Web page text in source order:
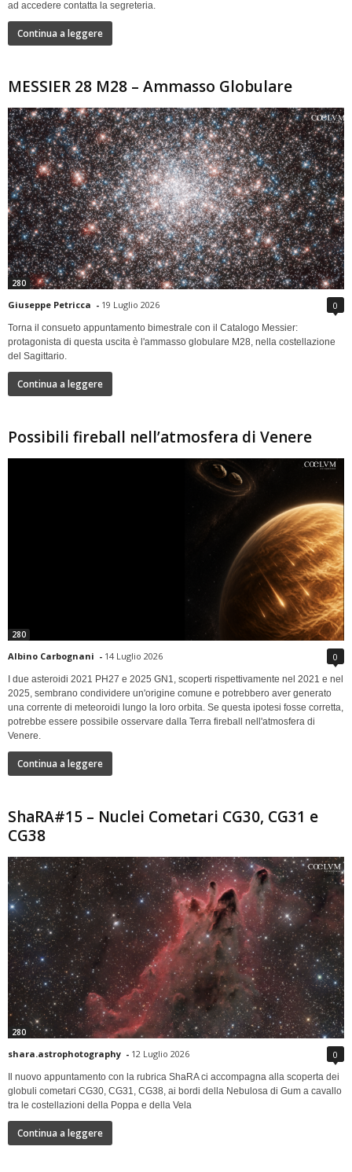
ad accedere contatta la segreteria.
Continua a leggere
MESSIER 28 M28 – Ammasso Globulare
280
Giuseppe Petricca - 19 Luglio 2026 0
Torna il consueto appuntamento bimestrale con il Catalogo Messier:
protagonista di questa uscita è l'ammasso globulare M28, nella costellazione
del Sagittario.
Continua a leggere
Possibili fireball nell’atmosfera di Venere
280
Albino Carbognani - 14 Luglio 2026 0
I due asteroidi 2021 PH27 e 2025 GN1, scoperti rispettivamente nel 2021 e nel
2025, sembrano condividere un'origine comune e potrebbero aver generato
una corrente di meteoroidi lungo la loro orbita. Se questa ipotesi fosse corretta,
potrebbe essere possibile osservare dalla Terra fireball nell'atmosfera di
Venere.
Continua a leggere
ShaRA#15 – Nuclei Cometari CG30, CG31 e
CG38
280
shara.astrophotography - 12 Luglio 2026 0
Il nuovo appuntamento con la rubrica ShaRA ci accompagna alla scoperta dei
globuli cometari CG30, CG31, CG38, ai bordi della Nebulosa di Gum a cavallo
tra le costellazioni della Poppa e della Vela
Continua a leggere